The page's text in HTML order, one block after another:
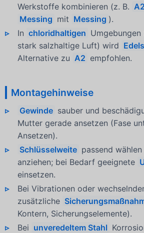
Werkstoffe kombinieren (z. B. A2
Messing mit Messing ).
In chloridhaltigen Umgebungen
stark salzhaltige Luft) wird
Alternative zu A2 empfohlen.
Montagehinweise
Gewinde sauber und
Mutter gerade ansetzen (Fase
Ansetzen).
Schlüsselweite passend
anziehen; bei Bedarf geeignete
einsetzen.
Bei Vibrationen oder
zusätzliche
Kontern, Sicherungselemente).
Bei unveredeltem Stahl